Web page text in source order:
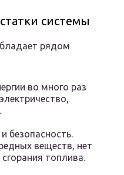
системы
рядом
во много раз
безопасность.
веществ, нет
топлива.